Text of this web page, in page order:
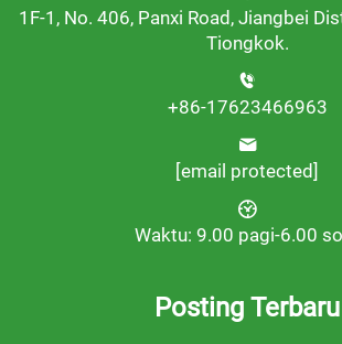
1F-1, No. 406, Panxi Road, Jiangbei
Tiongkok.
+86-17623466963
[email protected]
Waktu: 9.00 pagi-6.00
Posting Terbaru